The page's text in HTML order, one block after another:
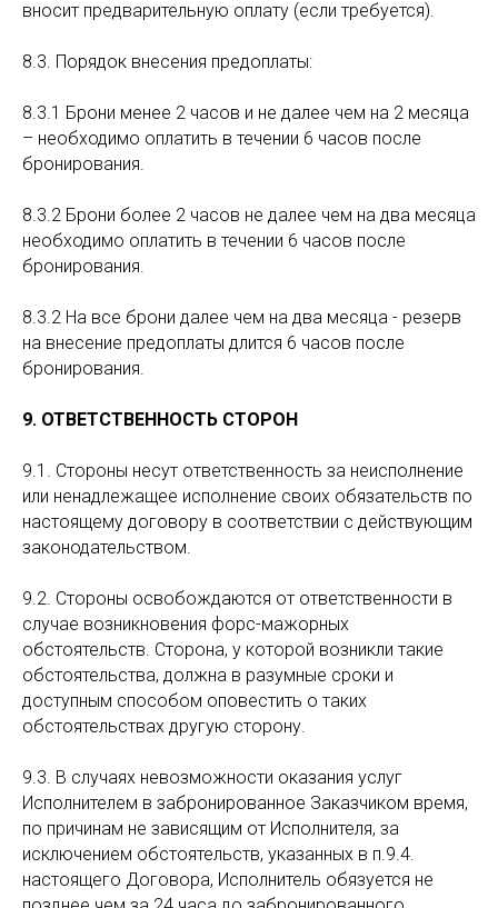
вносит предварительную оплату (если требуется).
8.3. Порядок внесения предоплаты:
8.3.1 Брони менее 2 часов и не далее чем на 2 месяца
– необходимо оплатить в течении 6 часов после
бронирования.
8.3.2 Брони более 2 часов не далее чем на два месяца
необходимо оплатить в течении 6 часов после
бронирования.
8.3.2 На все брони далее чем на два месяца - резерв
на внесение предоплаты длится 6 часов после
бронирования.
9. ОТВЕТСТВЕННОСТЬ СТОРОН
9.1. Стороны несут ответственность за неисполнение
или ненадлежащее исполнение своих обязательств по
настоящему договору в соответствии с действующим
законодательством.
9.2. Стороны освобождаются от ответственности в
случае возникновения форс-мажорных
обстоятельств. Сторона, у которой возникли такие
обстоятельства, должна в разумные сроки и
доступным способом оповестить о таких
обстоятельствах другую сторону.
9.3. В случаях невозможности оказания услуг
Исполнителем в забронированное Заказчиком время,
по причинам не зависящим от Исполнителя, за
исключением обстоятельств, указанных в п.9.4.
настоящего Договора, Исполнитель обязуется не